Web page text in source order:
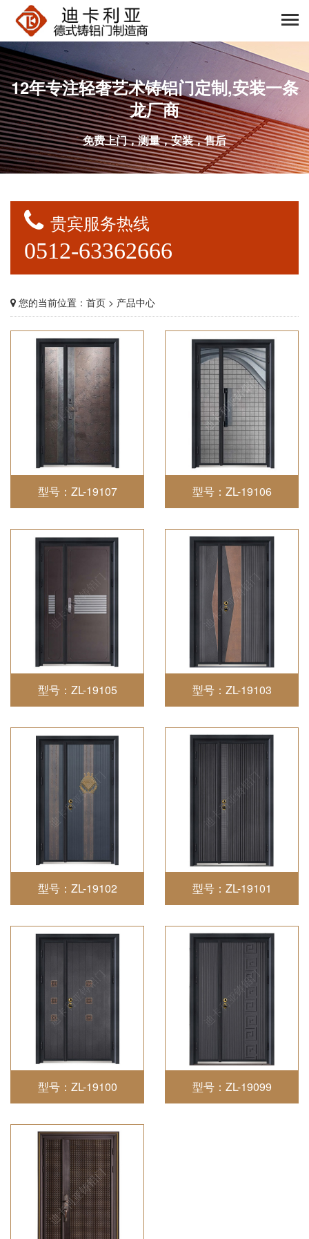
12年专注轻奢艺术铸铝门定制,安装一条
龙厂商
免费上门，测量，安装，售后
贵宾服务热线
0512-63362666
您的当前位置： 首页 > 产品中心
型号：ZL-19107 型号：ZL-19106
型号：ZL-19105 型号：ZL-19103
型号：ZL-19102 型号：ZL-19101
型号：ZL-19100 型号：ZL-19099